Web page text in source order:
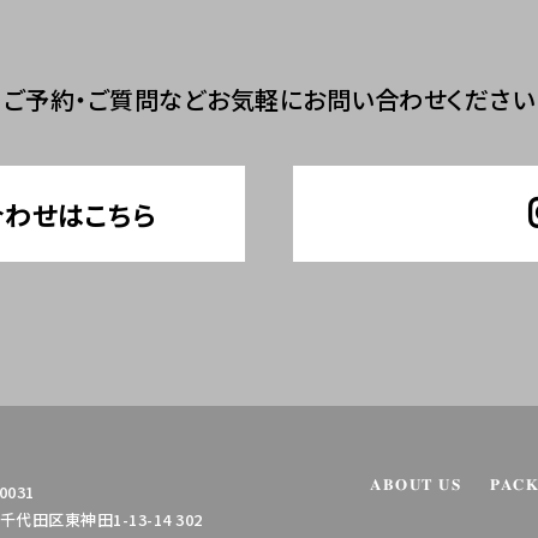
ご予約・ご質問などお気軽にお問い合わせください
せはこちら
代田区東神田1-13-14 302
ABOUT US